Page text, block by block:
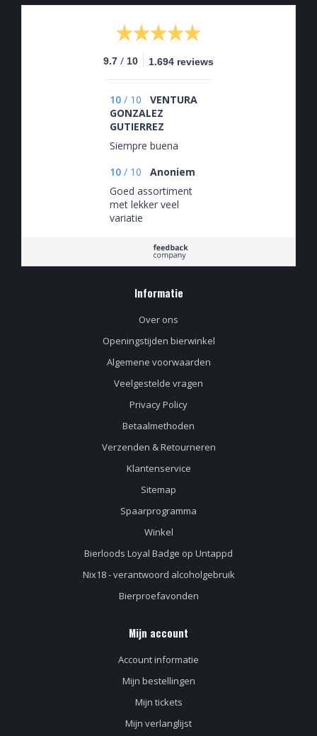
9.7 / 10 1.694 reviews
10 / 10
VENTURA
GONZALEZ
GUTIERREZ
Siempre buena
10 / 10
Anoniem
Goed assortiment
met lekker veel
variatie
Informatie
Over ons
Openingstijden bierwinkel
Algemene voorwaarden
Veelgestelde vragen
Privacy Policy
Betaalmethoden
Verzenden & Retourneren
Klantenservice
Sitemap
Spaarprogramma
Winkel
Bierloods Loyal Badge op Untappd
Nix18 - verantwoord alcoholgebruik
Bierproefavonden
Mijn account
Account informatie
Mijn bestellingen
Mijn tickets
Mijn verlanglijst